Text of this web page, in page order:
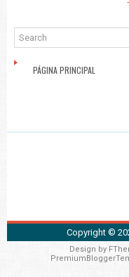
PÁGINA PRINCIPAL
Copyright ©
Design by